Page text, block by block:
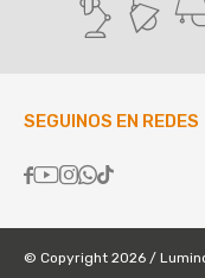
SEGUINOS EN REDES

© Copyright 2026 /